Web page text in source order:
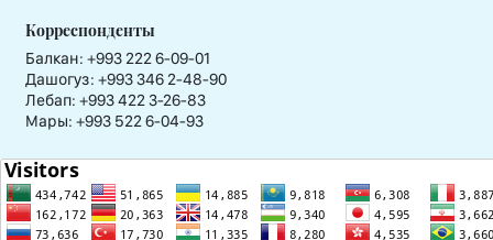
Корреспонденты
Балкан: +993 222 6-09-01
Дашогуз: +993 346 2-48-90
Лебап: +993 422 3-26-83
Мары: +993 522 6-04-93